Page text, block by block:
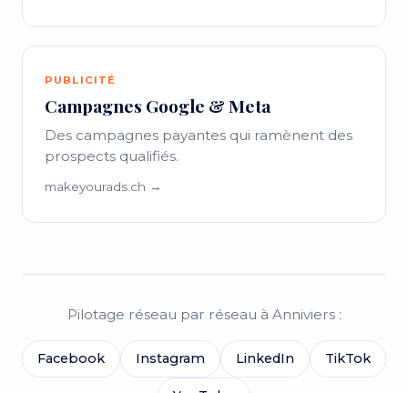
PUBLICITÉ
Campagnes Google & Meta
Des campagnes payantes qui ramènent des
prospects qualifiés.
makeyourads.ch →
Pilotage réseau par réseau à Anniviers :
Facebook Instagram LinkedIn TikTok